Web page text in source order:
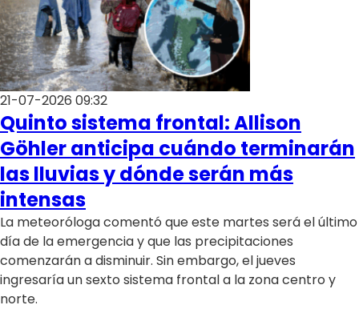
21-07-2026 09:32
Quinto sistema frontal: Allison
Göhler anticipa cuándo terminarán
las lluvias y dónde serán más
intensas
La meteoróloga comentó que este martes será el último
día de la emergencia y que las precipitaciones
comenzarán a disminuir. Sin embargo, el jueves
ingresaría un sexto sistema frontal a la zona centro y
norte.
Programas
Club De La Comedia
Contigo en Directo
Plan Perfecto
El Tiempo
Sabingo
Todos Los Programas